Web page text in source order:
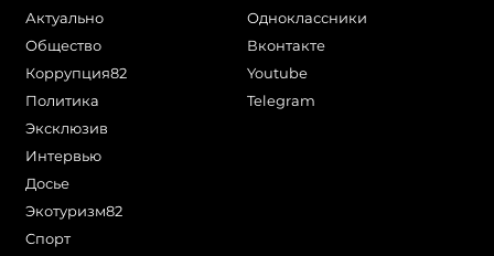
Актуально
Общество
Коррупция82
Политика
Эксклюзив
Интервью
Досье
Экотуризм82
Cпорт
Одноклассники
Вконтакте
Youtube
Telegram